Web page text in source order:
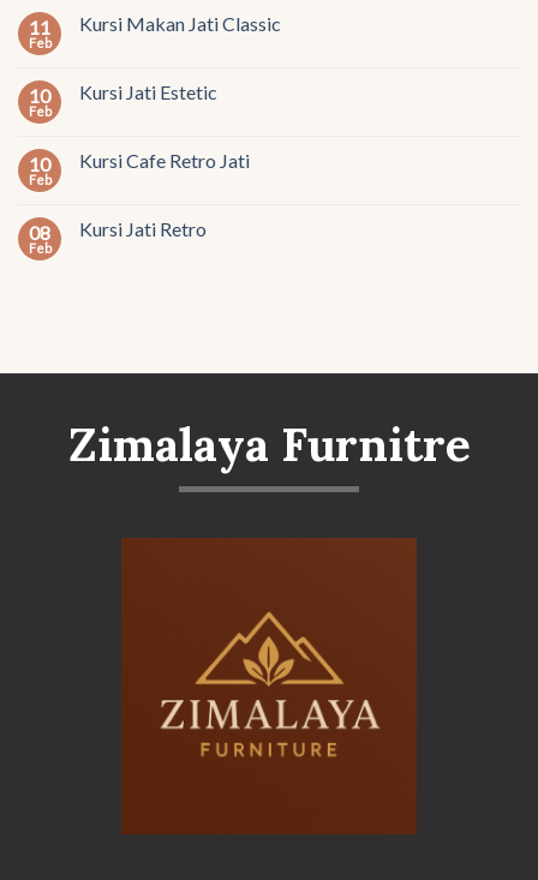
11
Feb
Kursi Makan Jati Classic
10
Feb
Kursi Jati Estetic
10
Feb
Kursi Cafe Retro Jati
08
Feb
Kursi Jati Retro
Zimalaya Furnitre